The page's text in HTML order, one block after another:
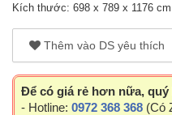
Kích thước: 698 x 789 x 1176 cm
Thêm vào DS yêu thích
Để có giá rẻ hơn nữa, quý
- Hotline: 0972 368 368 (Có